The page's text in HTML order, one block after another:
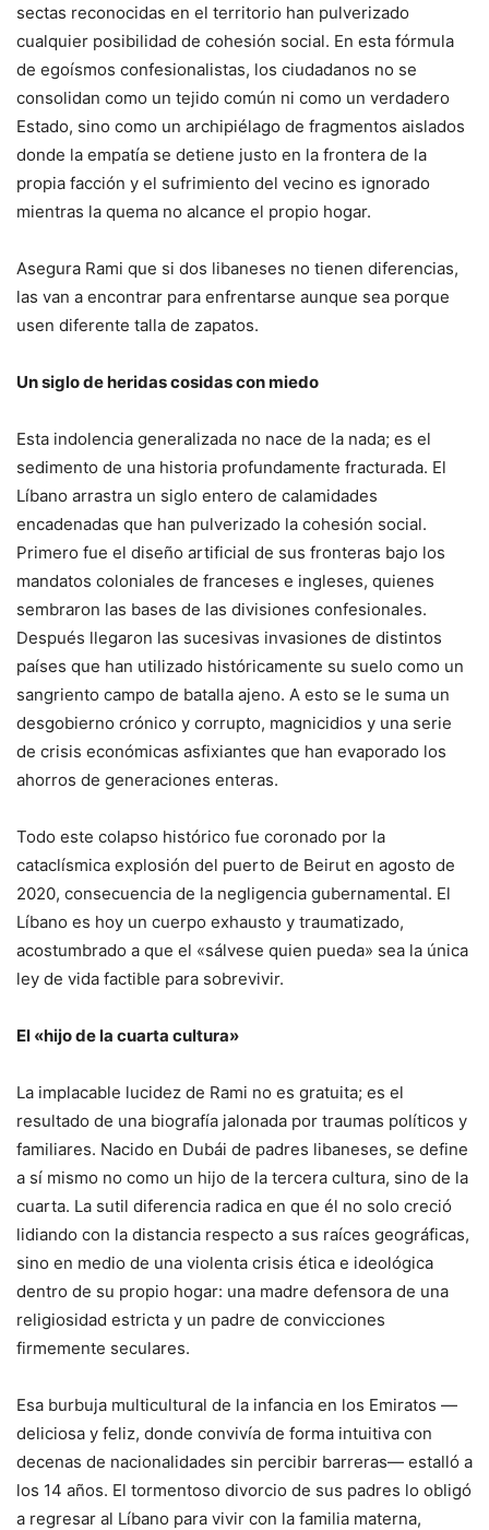
sectas reconocidas en el territorio han pulverizado
cualquier posibilidad de cohesión social. En esta fórmula
de egoísmos confesionalistas, los ciudadanos no se
consolidan como un tejido común ni como un verdadero
Estado, sino como un archipiélago de fragmentos aislados
donde la empatía se detiene justo en la frontera de la
propia facción y el sufrimiento del vecino es ignorado
mientras la quema no alcance el propio hogar.
Asegura Rami que si dos libaneses no tienen diferencias,
las van a encontrar para enfrentarse aunque sea porque
usen diferente talla de zapatos.
Un siglo de heridas cosidas con miedo
Esta indolencia generalizada no nace de la nada; es el
sedimento de una historia profundamente fracturada. El
Líbano arrastra un siglo entero de calamidades
encadenadas que han pulverizado la cohesión social.
Primero fue el diseño artificial de sus fronteras bajo los
mandatos coloniales de franceses e ingleses, quienes
sembraron las bases de las divisiones confesionales.
Después llegaron las sucesivas invasiones de distintos
países que han utilizado históricamente su suelo como un
sangriento campo de batalla ajeno. A esto se le suma un
desgobierno crónico y corrupto, magnicidios y una serie
de crisis económicas asfixiantes que han evaporado los
ahorros de generaciones enteras.
Todo este colapso histórico fue coronado por la
cataclísmica explosión del puerto de Beirut en agosto de
2020, consecuencia de la negligencia gubernamental. El
Líbano es hoy un cuerpo exhausto y traumatizado,
acostumbrado a que el «sálvese quien pueda» sea la única
ley de vida factible para sobrevivir.
El «hijo de la cuarta cultura»
La implacable lucidez de Rami no es gratuita; es el
resultado de una biografía jalonada por traumas políticos y
familiares. Nacido en Dubái de padres libaneses, se define
a sí mismo no como un hijo de la tercera cultura, sino de la
cuarta. La sutil diferencia radica en que él no solo creció
lidiando con la distancia respecto a sus raíces geográficas,
sino en medio de una violenta crisis ética e ideológica
dentro de su propio hogar: una madre defensora de una
religiosidad estricta y un padre de convicciones
firmemente seculares.
Esa burbuja multicultural de la infancia en los Emiratos —
deliciosa y feliz, donde convivía de forma intuitiva con
decenas de nacionalidades sin percibir barreras— estalló a
los 14 años. El tormentoso divorcio de sus padres lo obligó
a regresar al Líbano para vivir con la familia materna,